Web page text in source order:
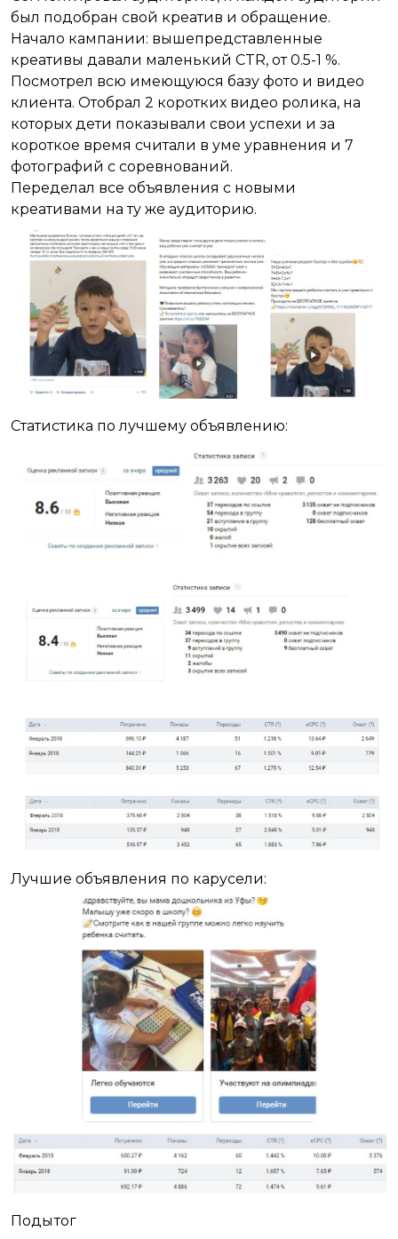
был подобран свой креатив и обращение.
Начало кампании: вышепредставленные
креативы давали маленький CTR, от 0.5-1 %.
Посмотрел всю имеющуюся базу фото и видео
клиента. Отобрал 2 коротких видео ролика, на
которых дети показывали свои успехи и за
короткое время считали в уме уравнения и 7
фотографий с соревнований.
Переделал все объявления с новыми
креативами на ту же аудиторию.
Статистика по лучшему объявлению:
Лучшие объявления по карусели:
Подытог